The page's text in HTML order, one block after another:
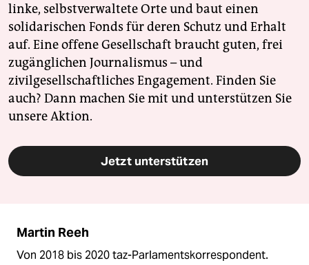
linke, selbstverwaltete Orte und baut einen
solidarischen Fonds für deren Schutz und Erhalt
auf. Eine offene Gesellschaft braucht guten, frei
zugänglichen Journalismus – und
zivilgesellschaftliches Engagement. Finden Sie
auch? Dann machen Sie mit und unterstützen Sie
unsere Aktion.
Jetzt unterstützen
Martin Reeh
Von 2018 bis 2020 taz-Parlamentskorrespondent.